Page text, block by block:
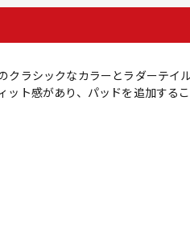
ラシックなカラーとラダーテイ
ト感があり、パッドを追加する